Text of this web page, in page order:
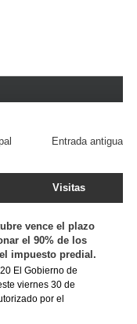
Entrada antigua
Visitas
vence el plazo
el 90% de los
impuesto predial.
El Gobierno de
viernes 30 de
por el